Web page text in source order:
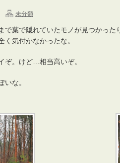
未分類
で葉で隠れていたモノが見つかっ
く気付かなかったな。
ぞ。けど…相当高いぞ。
いな。